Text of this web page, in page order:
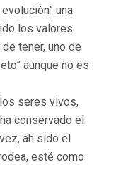
una
los valores
tener, uno de
aunque no es
seres vivos,
conservado el
ah sido el
esté como